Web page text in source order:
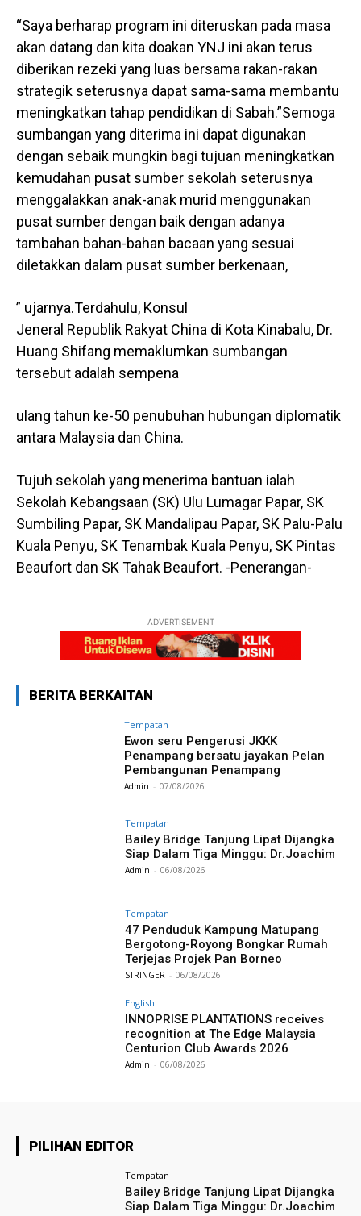
“Saya berharap program ini diteruskan pada masa
akan datang dan kita doakan YNJ ini akan terus
diberikan rezeki yang luas bersama rakan-rakan
strategik seterusnya dapat sama-sama membantu
meningkatkan tahap pendidikan di Sabah.”Semoga
sumbangan yang diterima ini dapat digunakan
dengan sebaik mungkin bagi tujuan meningkatkan
kemudahan pusat sumber sekolah seterusnya
menggalakkan anak-anak murid menggunakan
pusat sumber dengan baik dengan adanya
tambahan bahan-bahan bacaan yang sesuai
diletakkan dalam pusat sumber berkenaan,
” ujarnya.Terdahulu, Konsul
Jeneral Republik Rakyat China di Kota Kinabalu, Dr.
Huang Shifang memaklumkan sumbangan
tersebut adalah sempena
ulang tahun ke-50 penubuhan hubungan diplomatik
antara Malaysia dan China.
Tujuh sekolah yang menerima bantuan ialah
Sekolah Kebangsaan (SK) Ulu Lumagar Papar, SK
Sumbiling Papar, SK Mandalipau Papar, SK Palu-Palu
Kuala Penyu, SK Tenambak Kuala Penyu, SK Pintas
Beaufort dan SK Tahak Beaufort. -Penerangan-
ADVERTISEMENT
BERITA BERKAITAN
Tempatan
Ewon seru Pengerusi JKKK
Penampang bersatu jayakan Pelan
Pembangunan Penampang
Admin - 07/08/2026
Tempatan
Bailey Bridge Tanjung Lipat Dijangka
Siap Dalam Tiga Minggu: Dr.Joachim
Admin - 06/08/2026
Tempatan
47 Penduduk Kampung Matupang
Bergotong-Royong Bongkar Rumah
Terjejas Projek Pan Borneo
STRINGER - 06/08/2026
English
INNOPRISE PLANTATIONS receives
recognition at The Edge Malaysia
Centurion Club Awards 2026
Admin - 06/08/2026
PILIHAN EDITOR
Tempatan
Bailey Bridge Tanjung Lipat Dijangka
Siap Dalam Tiga Minggu: Dr.Joachim